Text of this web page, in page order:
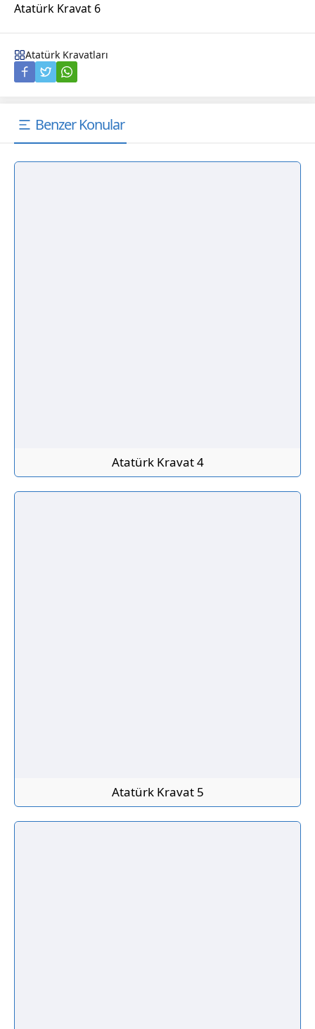
Atatürk Kravat 6
Atatürk Kravatları
Benzer Konular
Atatürk Kravat 4
Atatürk Kravat 5